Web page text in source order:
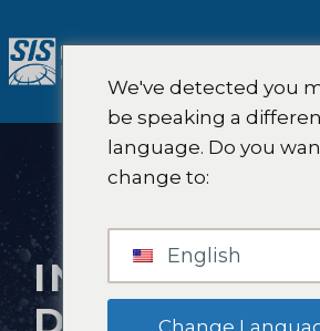
al
contenido
We've detected you
be speaking a
language. Do you
change to:
English
Change